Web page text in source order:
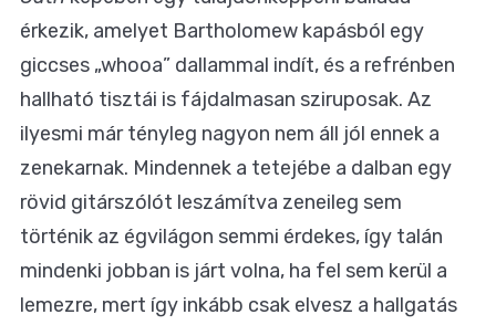
érkezik, amelyet Bartholomew kapásból egy
giccses „whooa” dallammal indít, és a refrénben
hallható tisztái is fájdalmasan sziruposak. Az
ilyesmi már tényleg nagyon nem áll jól ennek a
zenekarnak. Mindennek a tetejébe a dalban egy
rövid gitárszólót leszámítva zeneileg sem
történik az égvilágon semmi érdekes, így talán
mindenki jobban is járt volna, ha fel sem kerül a
lemezre, mert így inkább csak elvesz a hallgatás